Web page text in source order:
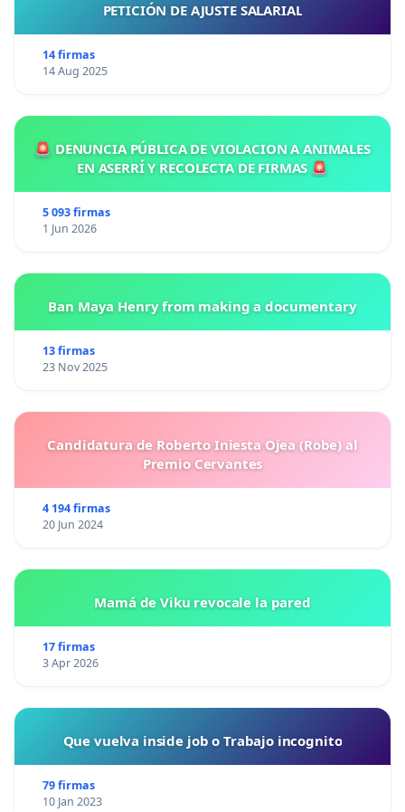
PETICIÓN DE AJUSTE SALARIAL
14 firmas
14 Aug 2025
🚨 DENUNCIA PÚBLICA DE VIOLACION A ANIMALES
EN ASERRÍ Y RECOLECTA DE FIRMAS 🚨
5 093 firmas
1 Jun 2026
Ban Maya Henry from making a documentary
13 firmas
23 Nov 2025
Candidatura de Roberto Iniesta Ojea (Robe) al
Premio Cervantes
4 194 firmas
20 Jun 2024
Mamá de Viku revocale la pared
17 firmas
3 Apr 2026
Que vuelva inside job o Trabajo incognito
79 firmas
10 Jan 2023